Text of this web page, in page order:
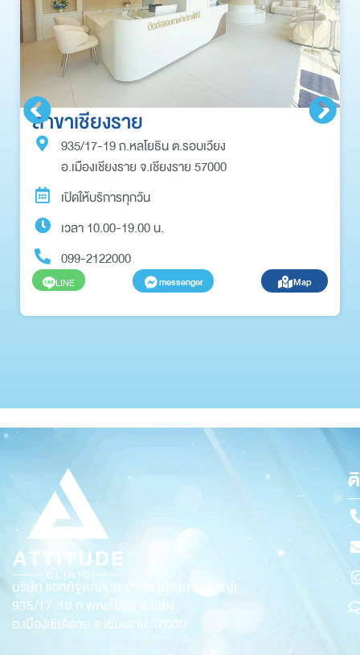
สาขาเชียงราย
935/17-19 ถ.หลโยธิน ต.รอบเวียง
อ.เมืองเชียงราย จ.เชียงราย 57000
เปิดให้บริการทุกวัน
เวลา 10.00-19.00 น.
099-2122000
LINE messenger Map
บริษัท แอททิจูดคลินิก จำกัด (สำนักงานใหญ่)
935/17-19 ถ.พหลโยธิน ต.เวียง
อ.เมืองเชียงราย จ.เชียงราย 57000